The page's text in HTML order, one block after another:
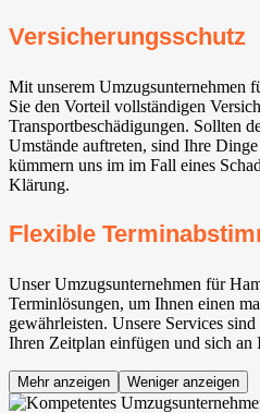
Versicherungsschutz
Mit unserem Umzugsunternehmen
Sie den Vorteil vollständigen
Transportbeschädigungen. Sollten
Umstände auftreten, sind Ihre
kümmern uns im im Fall eines
Klärung.
Flexible
Unser Umzugsunternehmen für
Terminlösungen, um Ihnen einen
gewährleisten. Unsere Services
Ihren Zeitplan einfügen und sich an
Mehr anzeigen Weniger anzeigen